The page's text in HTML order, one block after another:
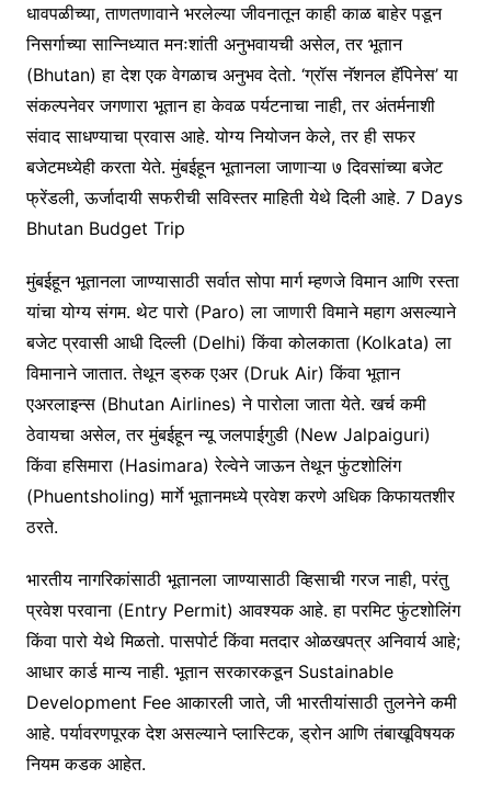
धावपळीच्या, ताणतणावाने भरलेल्या जीवनातून काही काळ बाहेर पडून
निसर्गाच्या सान्निध्यात मनःशांती अनुभवायची असेल, तर भूतान
(Bhutan) हा देश एक वेगळाच अनुभव देतो. ‘ग्रॉस नॅशनल हॅपिनेस’ या
संकल्पनेवर जगणारा भूतान हा केवळ पर्यटनाचा नाही, तर अंतर्मनाशी
संवाद साधण्याचा प्रवास आहे. योग्य नियोजन केले, तर ही सफर
बजेटमध्येही करता येते. मुंबईहून भूतानला जाणाऱ्या ७ दिवसांच्या बजेट
फ्रेंडली, ऊर्जादायी सफरीची सविस्तर माहिती येथे दिली आहे. 7 Days
Bhutan Budget Trip
मुंबईहून भूतानला जाण्यासाठी सर्वात सोपा मार्ग म्हणजे विमान आणि रस्ता
यांचा योग्य संगम. थेट पारो (Paro) ला जाणारी विमाने महाग असल्याने
बजेट प्रवासी आधी दिल्ली (Delhi) किंवा कोलकाता (Kolkata) ला
विमानाने जातात. तेथून ड्रुक एअर (Druk Air) किंवा भूतान
एअरलाइन्स (Bhutan Airlines) ने पारोला जाता येते. खर्च कमी
ठेवायचा असेल, तर मुंबईहून न्यू जलपाईगुडी (New Jalpaiguri)
किंवा हसिमारा (Hasimara) रेल्वेने जाऊन तेथून फुंटशोलिंग
(Phuentsholing) मार्गे भूतानमध्ये प्रवेश करणे अधिक किफायतशीर
ठरते.
भारतीय नागरिकांसाठी भूतानला जाण्यासाठी व्हिसाची गरज नाही, परंतु
प्रवेश परवाना (Entry Permit) आवश्यक आहे. हा परमिट फुंटशोलिंग
किंवा पारो येथे मिळतो. पासपोर्ट किंवा मतदार ओळखपत्र अनिवार्य आहे;
आधार कार्ड मान्य नाही. भूतान सरकारकडून Sustainable
Development Fee आकारली जाते, जी भारतीयांसाठी तुलनेने कमी
आहे. पर्यावरणपूरक देश असल्याने प्लास्टिक, ड्रोन आणि तंबाखूविषयक
नियम कडक आहेत.